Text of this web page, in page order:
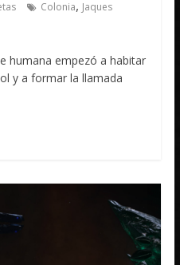
Colonia, Jaques
humana empezó a habitar
y a formar la llamada